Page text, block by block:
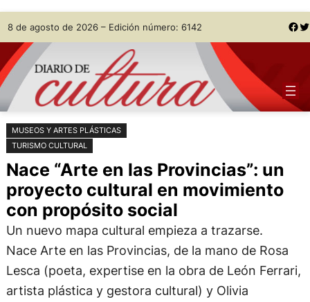
Saltar
al
contenido
Skip
to
content
8 de agosto de 2026 – Edición número: 6142 Facebook Twitter
MUSEOS Y ARTES PLÁSTICAS
TURISMO CULTURAL
Nace “Arte en las Provincias”: un
proyecto cultural en movimiento
con propósito social
Un nuevo mapa cultural empieza a trazarse.
Nace Arte en las Provincias, de la mano de Rosa
Lesca (poeta, expertise en la obra de León Ferrari,
artista plástica y gestora cultural) y Olivia